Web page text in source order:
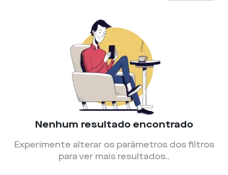
Nenhum resultado encontrado
Experimente alterar os parâmetros dos filtros
para ver mais resultados..